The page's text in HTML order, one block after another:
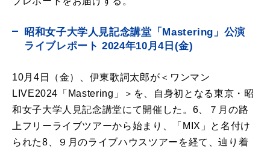
昭和女子大学人見記念講堂「Mastering」公演
ライブレポート 2024年10月4日(金)
10月4日（金）、伊東歌詞太郎が＜ワンマン
LIVE2024「Mastering」＞を、自身初となる東京・昭
和女子大学人見記念講堂にて開催した。6、７月の路
上フリーライブツアーから始まり、「MIX」と名付け
られた8、９月のライブハウスツアーを経て、辿り着